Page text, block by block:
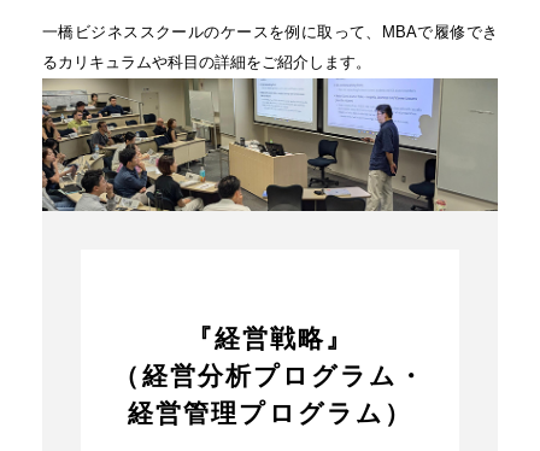
一橋ビジネススクールのケースを例に取って、MBAで履修でき
るカリキュラムや科目の詳細をご紹介します。
『経営戦略』
（経営分析プログラム・
経営管理プログラム）